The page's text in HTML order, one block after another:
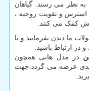
به نظر می رسند. گیاهان
استرس و تقویت روحیه ،
کمک می کنند.
ما دیدن بفرمایید و با
در ارتباط باشید.
در مدل هایی همچون
عرضه می گردد.جهت